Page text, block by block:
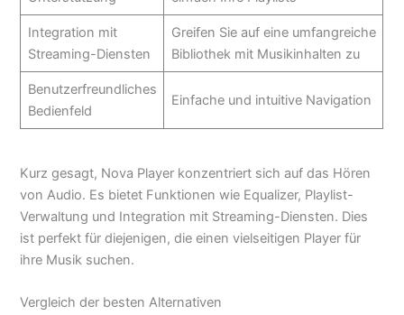
Integration mit
Streaming-Diensten
Greifen Sie auf eine umfangreiche
Bibliothek mit Musikinhalten zu
Benutzerfreundliches
Bedienfeld
Einfache und intuitive Navigation
Kurz gesagt, Nova Player konzentriert sich auf das Hören
von Audio. Es bietet Funktionen wie Equalizer, Playlist-
Verwaltung und Integration mit Streaming-Diensten. Dies
ist perfekt für diejenigen, die einen vielseitigen Player für
ihre Musik suchen.
Vergleich der besten Alternativen